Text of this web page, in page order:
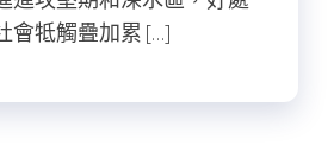
會牴觸疊加累 […]